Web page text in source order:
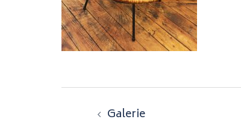
Navigation
Galerie